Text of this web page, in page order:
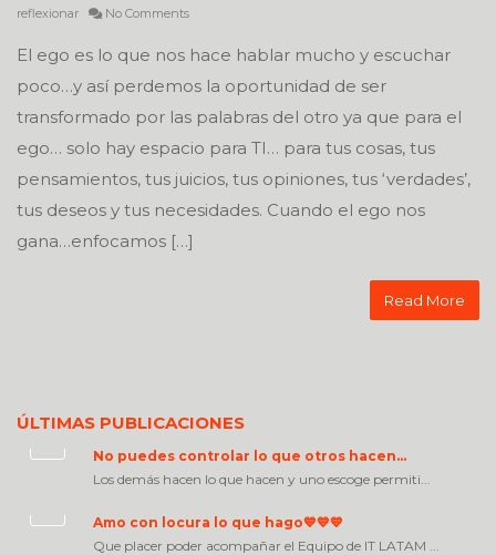
reflexionar
No Comments
El ego es lo que nos hace hablar mucho y escuchar
poco…y así perdemos la oportunidad de ser
transformado por las palabras del otro ya que para el
ego… solo hay espacio para TI… para tus cosas, tus
pensamientos, tus juicios, tus opiniones, tus ‘verdades’,
tus deseos y tus necesidades. Cuando el ego nos
gana…enfocamos […]
Read More
ÚLTIMAS PUBLICACIONES
No puedes controlar lo que otros hacen…
Los demás hacen lo que hacen y uno escoge permiti...
Amo con locura lo que hago💙💙💙
Que placer poder acompañar el Equipo de IT LATAM ...